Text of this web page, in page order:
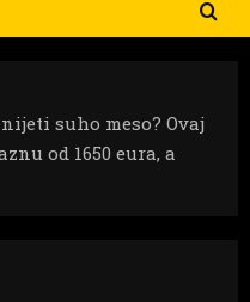
suho meso? Ovaj
od 1650 eura, a